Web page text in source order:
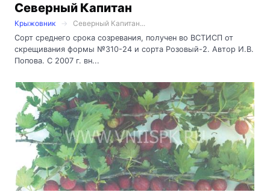
Северный Капитан
Крыжовник
Северный Капитан...
Сорт среднего срока созревания, получен во ВСТИСП от
скрещивания формы №310-24 и сорта Розовый-2. Автор И.В.
Попова. С 2007 г. вн...